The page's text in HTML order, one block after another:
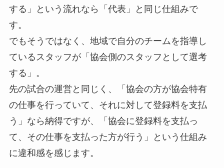
する」という流れなら「代表」と同じ仕組みで
す。
でもそうではなく、地域で自分のチームを指導し
ているスタッフが「協会側のスタッフとして選考
する」。
先の試合の運営と同じく、「協会の方が協会特有
の仕事を行っていて、それに対して登録料を支払
う」なら納得ですが、「協会に登録料を支払っ
て、その仕事を支払った方が行う」という仕組み
に違和感を感じます。